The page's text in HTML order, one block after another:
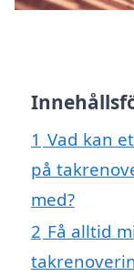
1 Vad kan
på
med?
2 Få alltid